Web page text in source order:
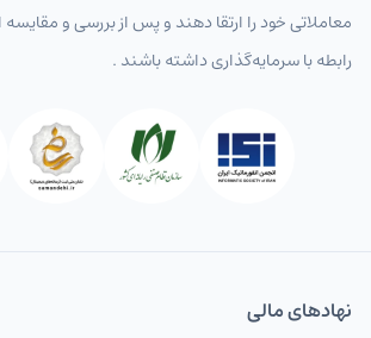
معاملاتی خود را ارتقا دهند و پس از بررسی و
رابطه با سرمایه‌گذاری داشته باشند .
نهاد‌های مالی